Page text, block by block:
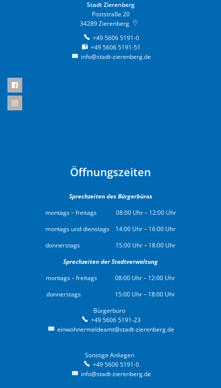
Stadt Zierenberg
Poststraße 20
34289Zierenberg
+49 5606 5191-0
+49 5606 5191-51
info@stadt-zierenberg.de
Öffnungszeiten
Sprechzeiten des Bürgerbüros
montags – freitags 08:00 Uhr – 12:00 Uhr
montags und dienstags 14:00 Uhr – 16:00 Uhr
donnerstags 15:00 Uhr – 18:00 Uhr
Sprechzeiten der Stadtverwaltung
montags – freitags 08:00 Uhr – 12:00 Uhr
donnerstags 15:00 Uhr – 18:00 Uhr
Bürgerbüro
+49 5606 5191-23
einwohnermeldeamt@stadt-zierenberg.de
Sonstige Anliegen
+49 5606 5191-0
info@stadt-zierenberg.de